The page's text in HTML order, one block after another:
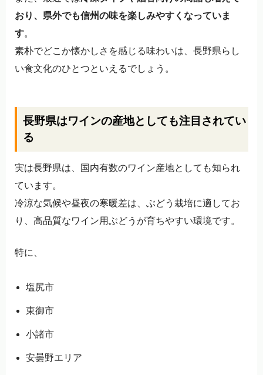
おり、県外でも信州の味を楽しみやすくなっていま
す。
素朴でどこか懐かしさを感じる味わいは、長野県らし
い食文化のひとつといえるでしょう。
長野県はワインの産地としても注目されてい
る
実は長野県は、国内有数のワイン産地としても知られ
ています。
冷涼な気候や昼夜の寒暖差は、ぶどう栽培に適してお
り、高品質なワイン用ぶどうが育ちやすい環境です。
特に、
塩尻市
東御市
小諸市
安曇野エリア